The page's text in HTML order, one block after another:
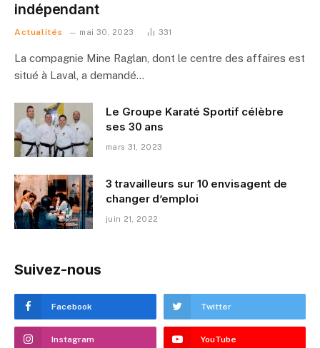
indépendant
Actualités mai 30, 2023 331
La compagnie Mine Raglan, dont le centre des affaires est
situé à Laval, a demandé…
Le Groupe Karaté Sportif célèbre
ses 30 ans
mars 31, 2023
3 travailleurs sur 10 envisagent de
changer d’emploi
juin 21, 2022
Suivez-nous
Facebook Twitter
Instagram YouTube